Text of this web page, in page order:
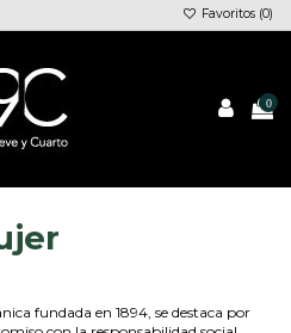
Favoritos (0)
0
fundada en 1894, se destaca por